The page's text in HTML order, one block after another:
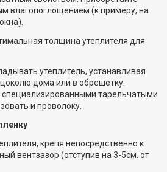
влагопоглощением (к примеру, на
толщина утеплителя для
утеплитель, устанавливая
дома или в обрешетку.
тарельчатыми
и проволоку.
крепя непосредственно к
вентзазор (отступив на 3-5см. от